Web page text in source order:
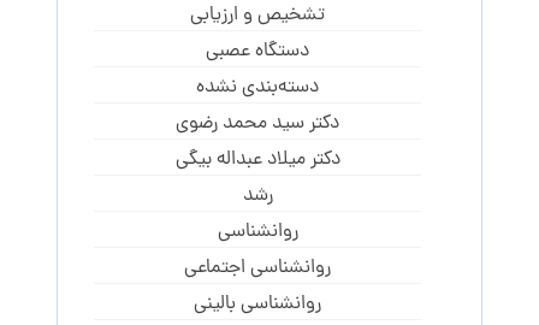
تشخیص و ارزیابی
دستگاه عصبی
دسته‌بندی نشده
دکتر سید محمد رضوی
دکتر میلاد عبداله بیگی
رشد
روانشناسی
روانشناسی اجتماعی
روانشناسی بالینی